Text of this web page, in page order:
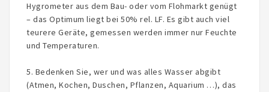
Hygrometer aus dem Bau- oder vom Flohmarkt genügt
– das Optimum liegt bei 50% rel. LF. Es gibt auch viel
teurere Geräte, gemessen werden immer nur Feuchte
und Temperaturen.
5. Bedenken Sie, wer und was alles Wasser abgibt
(Atmen, Kochen, Duschen, Pflanzen, Aquarium …), das